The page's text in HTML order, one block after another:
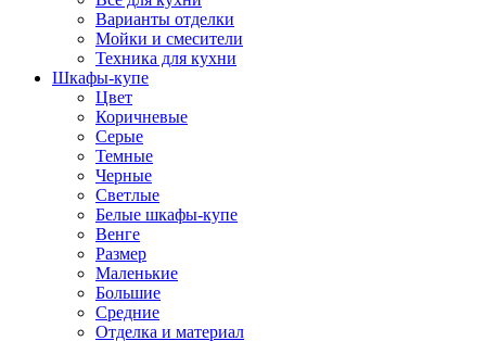
Варианты отделки
Мойки и смесители
Техника для кухни
Шкафы-купе
Цвет
Коричневые
Серые
Темные
Черные
Светлые
Белые шкафы-купе
Венге
Размер
Маленькие
Большие
Средние
Отделка и материал